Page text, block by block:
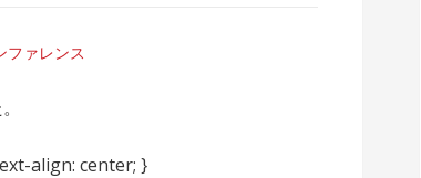
ファレンス
align: center; }